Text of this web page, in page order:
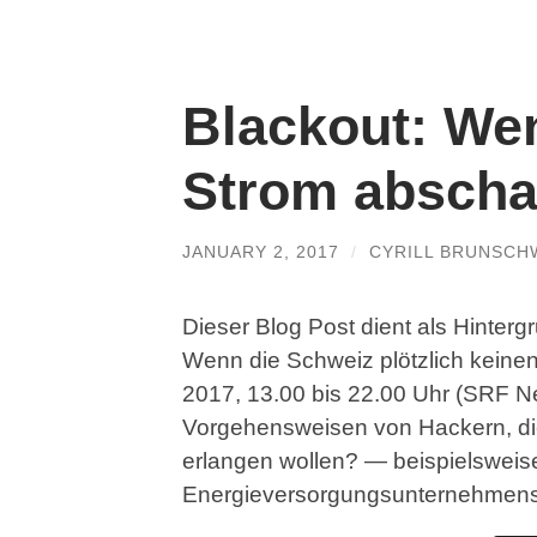
Blackout:
Strom
JANUARY 2, 2017 / CYRILL
Dieser Blog Post dient als
Wenn die Schweiz plötzlich
2017, 13.00 bis 22.00 Uhr (SRF
Vorgehensweisen von Hackern,
erlangen wollen? —